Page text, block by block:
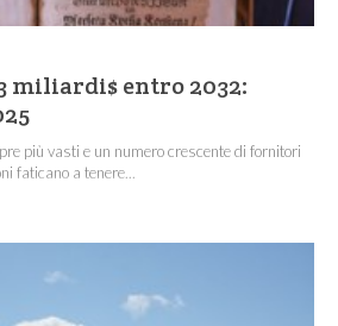
miliardi$ entro 2032:
più vasti e un numero crescente di fornitori
faticano a tenere...